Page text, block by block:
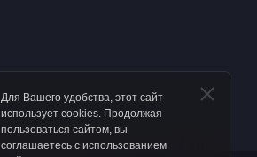
Для Вашего удобства, этот сайт
использует cookies. Продолжая
пользоваться сайтом, вы
соглашаетесь с использованием